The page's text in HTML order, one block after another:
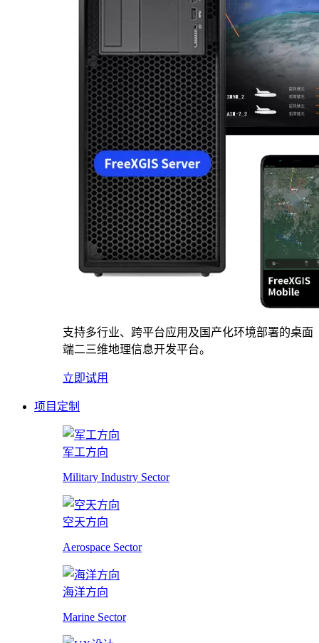
支持多行业、跨平台应用及国产化环境部署的桌面
端二三维地理信息开发平台。
立即试用
项目定制
军工方向
Military Industry Sector
空天方向
Aerospace Sector
海洋方向
Marine Sector